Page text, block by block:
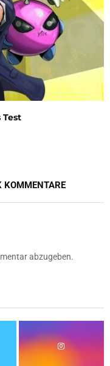
Test
KOMMENTARE
abzugeben.